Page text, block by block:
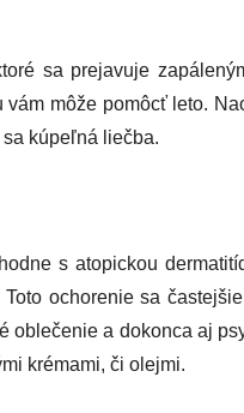
sa prejavuje
môže pomôcť leto.
kúpeľná liečba.
s atopickou
ochorenie sa
oblečenie a dokonca aj
krémami, či olejmi.